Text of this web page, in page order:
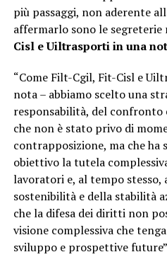
più passaggi, non aderente
affermarlo sono le
Cisl e Uiltrasporti in una
“Come Filt-Cgil, Fit-Cisl e
nota – abbiamo scelto una
responsabilità, del confronto
che non è stato privo di
contrapposizione, ma che ha
obiettivo la tutela
lavoratori e, al tempo stesso,
sostenibilità e della stabilità
che la difesa dei diritti non
visione complessiva che
sviluppo e prospettive